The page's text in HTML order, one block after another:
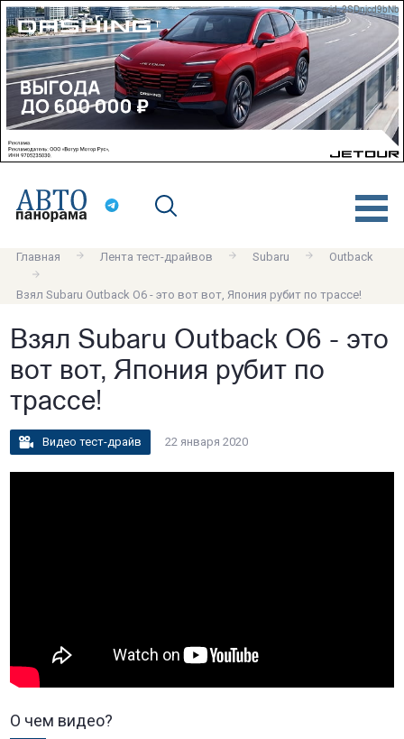
erid: 2SDnjcd9bNb
Главная Лента тест-драйвов Subaru Outback
Взял Subaru Outback O6 - это вот вот, Япония рубит по трассе!
Взял Subaru Outback O6 - это
вот вот, Япония рубит по
трассе!
Видео тест-драйв 22 января 2020
О чем видео?